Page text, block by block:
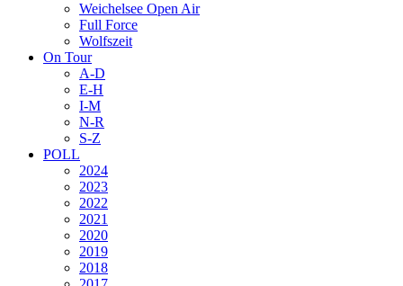
Weichelsee Open Air
Full Force
Wolfszeit
On Tour
A-D
E-H
I-M
N-R
S-Z
POLL
2024
2023
2022
2021
2020
2019
2018